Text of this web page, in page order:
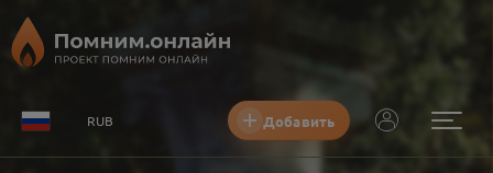
RUB Добавить